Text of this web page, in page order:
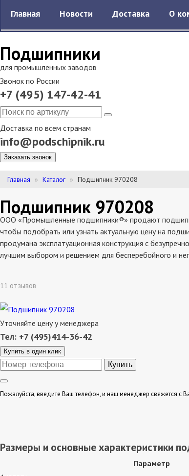
Подшипники
для промышленных заводов
Звонок по России
+7 (495) 147-42-41
Доставка по всем странам
info@podschipnik.ru
Заказать звонок
Главная Новости Доставка О
Главная Каталог Подшипник 970208
Подшипник 970208
ООО «Промышленные подшипники®» продают
чтобы подобрать или узнать актуальную цену на
продумана эксплатуационная конструкция с
лучшим выбором и решением для бесперебойного и
11 отзывов
Уточняйте цену у менеджера
Тел: +7 (495)414-36-42
Купить в один клик
Пожалуйста, введите Ваш телефон, и наш менеджер свяжется с
Размеры и основные характеристики
Параметр